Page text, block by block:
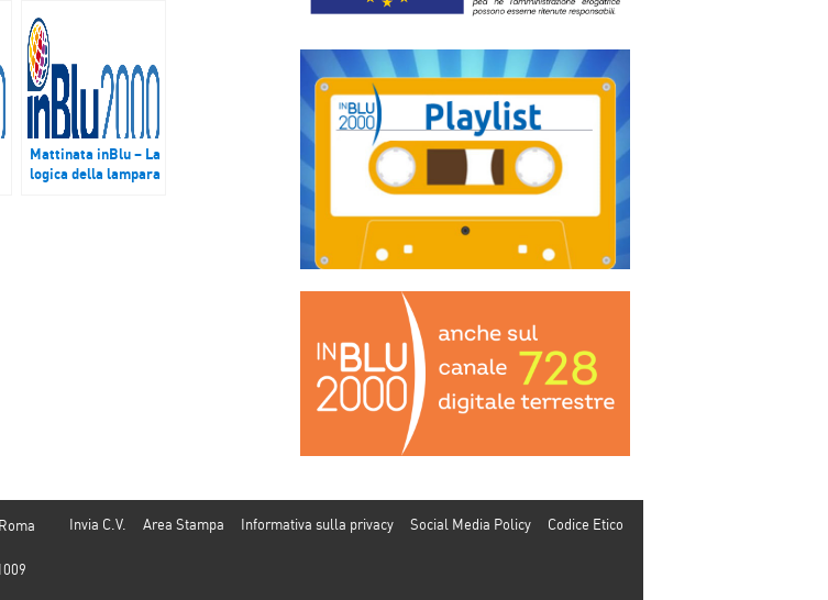
Mattinata inBlu – La
logica della lampara
Invia C.V. Area Stampa Informativa sulla privacy Social Media Policy Codice Etico